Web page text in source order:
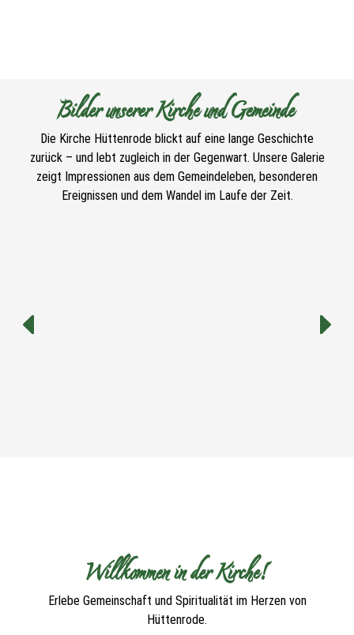
Bilder unserer Kirche und Gemeinde
Die Kirche Hüttenrode blickt auf eine lange Geschichte
zurück – und lebt zugleich in der Gegenwart. Unsere Galerie
zeigt Impressionen aus dem Gemeindeleben, besonderen
Ereignissen und dem Wandel im Laufe der Zeit.
Willkommen in der Kirche!
Erlebe Gemeinschaft und Spiritualität im Herzen von
Hüttenrode.